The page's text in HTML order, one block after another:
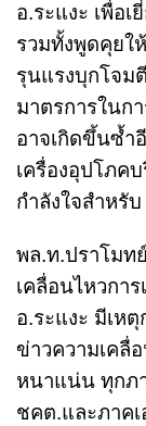
อ.ระแงะ เพื่อ
รวมทั้งพูดคุยใ
รุนแรงบุกโจม
มาตรการในก
อาจเกิดขึ้นซ้ำ
เครื่องอุปโภค
กำลังใจสำหรั
พล.ท.ปราโมท
เคลื่อนไหวกา
อ.ระแงะ มีเห
ข่าวความเคลื่
หนาแน่น ทุกภ
ชคต.และภาค